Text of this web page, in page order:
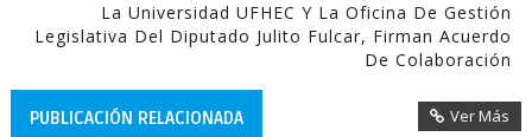
La Universidad UFHEC Y La Oficina De Gestión
Legislativa Del Diputado Julito Fulcar, Firman Acuerdo
De Colaboración
PUBLICACIÓN RELACIONADA Ver Más